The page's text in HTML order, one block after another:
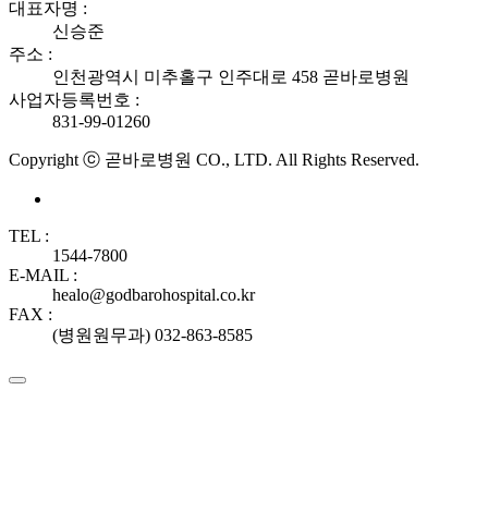
대표자명 :
신승준
주소 :
인천광역시 미추홀구 인주대로 458 곧바로병원
사업자등록번호 :
831-99-01260
Copyright ⓒ 곧바로병원 CO., LTD. All Rights Reserved.
TEL :
1544-7800
E-MAIL :
healo@godbarohospital.co.kr
FAX :
(병원원무과) 032-863-8585